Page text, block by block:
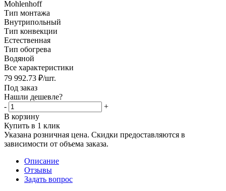
Mohlenhoff
Тип монтажа
Внутрипольный
Тип конвекции
Естественная
Тип обогрева
Водяной
Все характеристики
79 992.73 ₽/шт.
Под заказ
Нашли дешевле?
-
+
В корзину
Купить в 1 клик
Указана розничная цена. Скидки предоставляются в
зависимости от объема заказа.
Описание
Отзывы
Задать вопрос